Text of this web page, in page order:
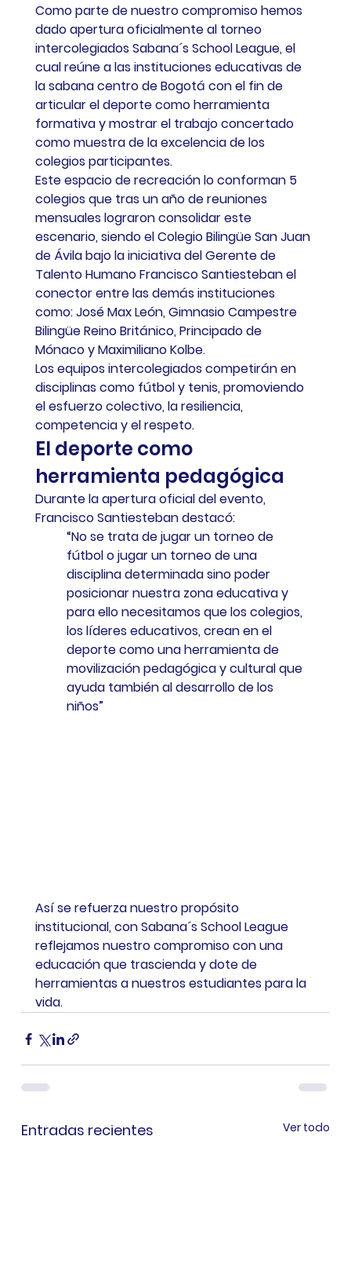
Como parte de nuestro compromiso hemos
dado apertura oficialmente al torneo
intercolegiados Sabana´s School League, el
cual reúne a las instituciones educativas de
la sabana centro de Bogotá con el fin de
articular el deporte como herramienta
formativa y mostrar el trabajo concertado
como muestra de la excelencia de los
colegios participantes.
Este espacio de recreación lo conforman 5
colegios que tras un año de reuniones
mensuales lograron consolidar este
escenario, siendo el Colegio Bilingüe San Juan
de Ávila bajo la iniciativa del Gerente de
Talento Humano Francisco Santiesteban el
conector entre las demás instituciones
como: José Max León, Gimnasio Campestre
Bilingüe Reino Británico, Principado de
Mónaco y Maximiliano Kolbe.
Los equipos intercolegiados competirán en
disciplinas como fútbol y tenis, promoviendo
el esfuerzo colectivo, la resiliencia,
competencia y el respeto.
El deporte como
herramienta pedagógica
Durante la apertura oficial del evento,
Francisco Santiesteban destacó:
“No se trata de jugar un torneo de
fútbol o jugar un torneo de una
disciplina determinada sino poder
posicionar nuestra zona educativa y
para ello necesitamos que los colegios,
los líderes educativos, crean en el
deporte como una herramienta de
movilización pedagógica y cultural que
ayuda también al desarrollo de los
niños”
Así se refuerza nuestro propósito
institucional, con Sabana´s School League
reflejamos nuestro compromiso con una
educación que trascienda y dote de
herramientas a nuestros estudiantes para la
vida.
Entradas recientes Ver todo